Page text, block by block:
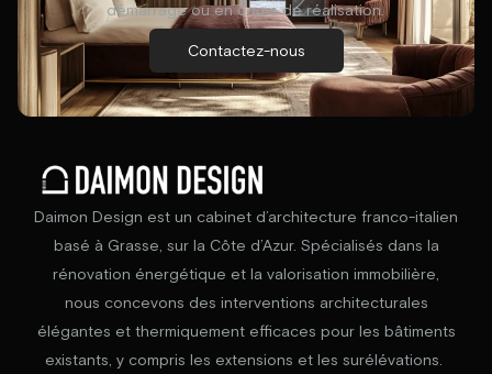
démarrage ou en cours de réalisation.
Contactez-nous
Daimon Design est un cabinet d’architecture franco-italien
basé à Grasse, sur la Côte d’Azur. Spécialisés dans la
rénovation énergétique et la valorisation immobilière,
nous concevons des interventions architecturales
élégantes et thermiquement efficaces pour les bâtiments
existants, y compris les extensions et les surélévations.